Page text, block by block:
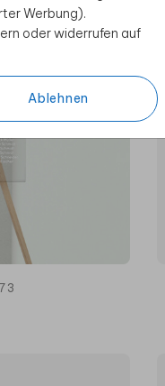
Werbung).
oder widerrufen auf
Ablehnen